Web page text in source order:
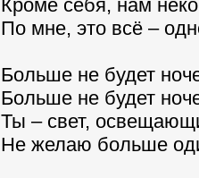
Кроме себя, нам
По мне, это всё –
Больше не будет
Больше не будет
Ты – свет,
Не желаю больше